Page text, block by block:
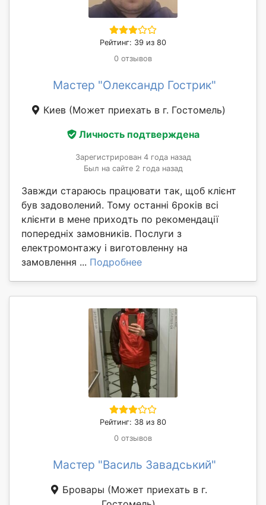
Рейтинг: 39 из 80
0 отзывов
Мастер "Олександр Гострик"
Киев (Может приехать в г. Гостомель)
Личность подтверждена
Зарегистрирован 4 года назад
Был на сайте 2 года назад
Завжди стараюсь працювати так, щоб клієнт
був задоволений. Тому останні 6років всі
клієнти в мене приходть по рекомендації
попередніх замовників. Послуги з
електромонтажу і виготовленну на
замовлення ... Подробнее
Рейтинг: 38 из 80
0 отзывов
Мастер "Василь Завадський"
Бровары (Может приехать в г.